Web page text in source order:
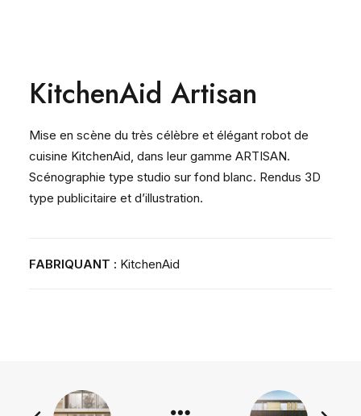
KitchenAid Artisan
Mise en scène du très célèbre et élégant robot de
cuisine KitchenAid, dans leur gamme ARTISAN.
Scénographie type studio sur fond blanc. Rendus 3D
type publicitaire et d’illustration.
FABRIQUANT : KitchenAid